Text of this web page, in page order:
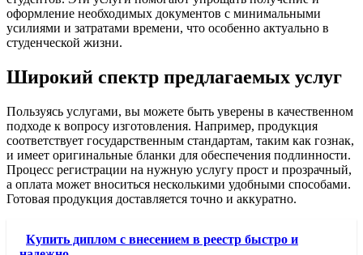
оформление необходимых документов с минимальными
усилиями и затратами времени, что особенно актуально в
студенческой жизни.
Широкий спектр предлагаемых услуг
Пользуясь услугами, вы можете быть уверены в качественном
подходе к вопросу изготовления. Например, продукция
соответствует государственным стандартам, таким как гознак,
и имеет оригинальные бланки для обеспечения подлинности.
Процесс регистрации на нужную услугу прост и прозрачный,
а оплата может вноситься несколькими удобными способами.
Готовая продукция доставляется точно и аккуратно.
Купить диплом с внесением в реестр быстро и